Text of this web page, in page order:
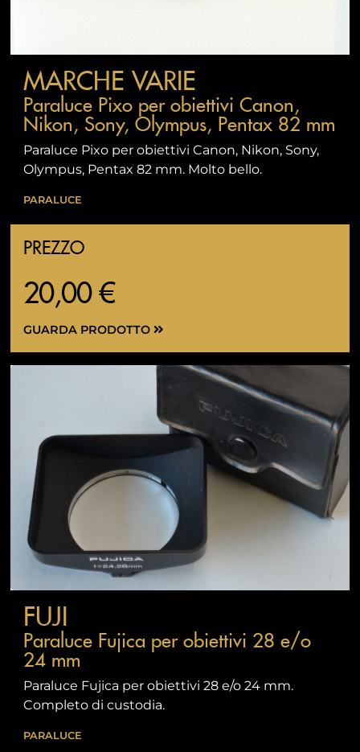
MARCHE VARIE
Paraluce Pixo per obiettivi Canon,
Nikon, Sony, Olympus, Pentax 82 mm
Paraluce Pixo per obiettivi Canon, Nikon, Sony,
Olympus, Pentax 82 mm. Molto bello.
PARALUCE
PREZZO
20,00 €
GUARDA PRODOTTO
FUJI
Paraluce Fujica per obiettivi 28 e/o
24 mm
Paraluce Fujica per obiettivi 28 e/o 24 mm.
Completo di custodia.
PARALUCE